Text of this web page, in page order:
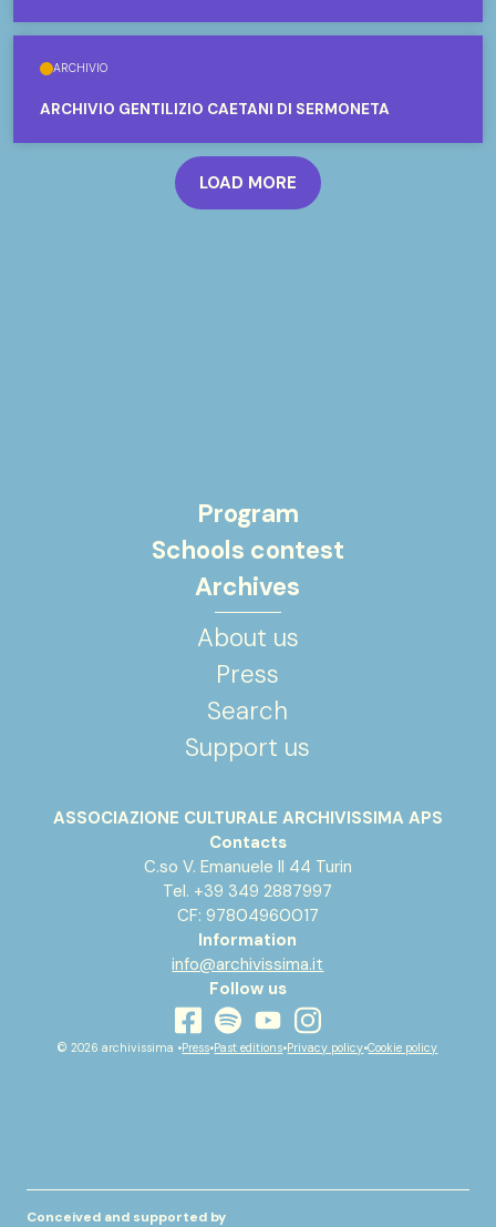
ARCHIVIO
ARCHIVIO GENTILIZIO CAETANI DI SERMONETA
LOAD MORE
Program
Schools contest
Archives
About us
Press
Search
Support us
ASSOCIAZIONE CULTURALE ARCHIVISSIMA APS
Contacts
C.so V. Emanuele II 44 Turin
Tel. +39 349 2887997
CF: 97804960017
Information
info@archivissima.it
Follow us
facebook
spotifyyoutubeinstagram
© 2026 archivissima •Press•Past editions•Privacy policy•Cookie policy
Conceived and supported by